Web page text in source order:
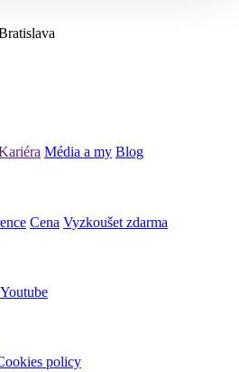
Média a my Blog
Cena Vyzkoušet zdarma
Youtube
policy